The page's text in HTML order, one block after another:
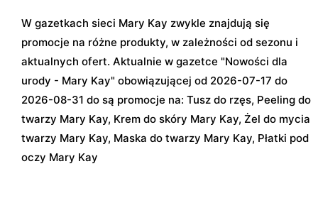
W gazetkach sieci Mary Kay zwykle znajdują się
promocje na różne produkty, w zależności od sezonu i
aktualnych ofert. Aktualnie w gazetce "Nowości dla
urody - Mary Kay" obowiązującej od 2026-07-17 do
2026-08-31 do są promocje na: Tusz do rzęs, Peeling do
twarzy Mary Kay, Krem do skóry Mary Kay, Żel do mycia
twarzy Mary Kay, Maska do twarzy Mary Kay, Płatki pod
oczy Mary Kay